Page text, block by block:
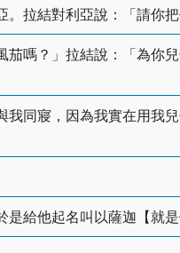
拉結對利亞說：「請你把
嗎？」拉結說：「為你
同寢，因為我實在用我
給他起名叫以薩迦【就是